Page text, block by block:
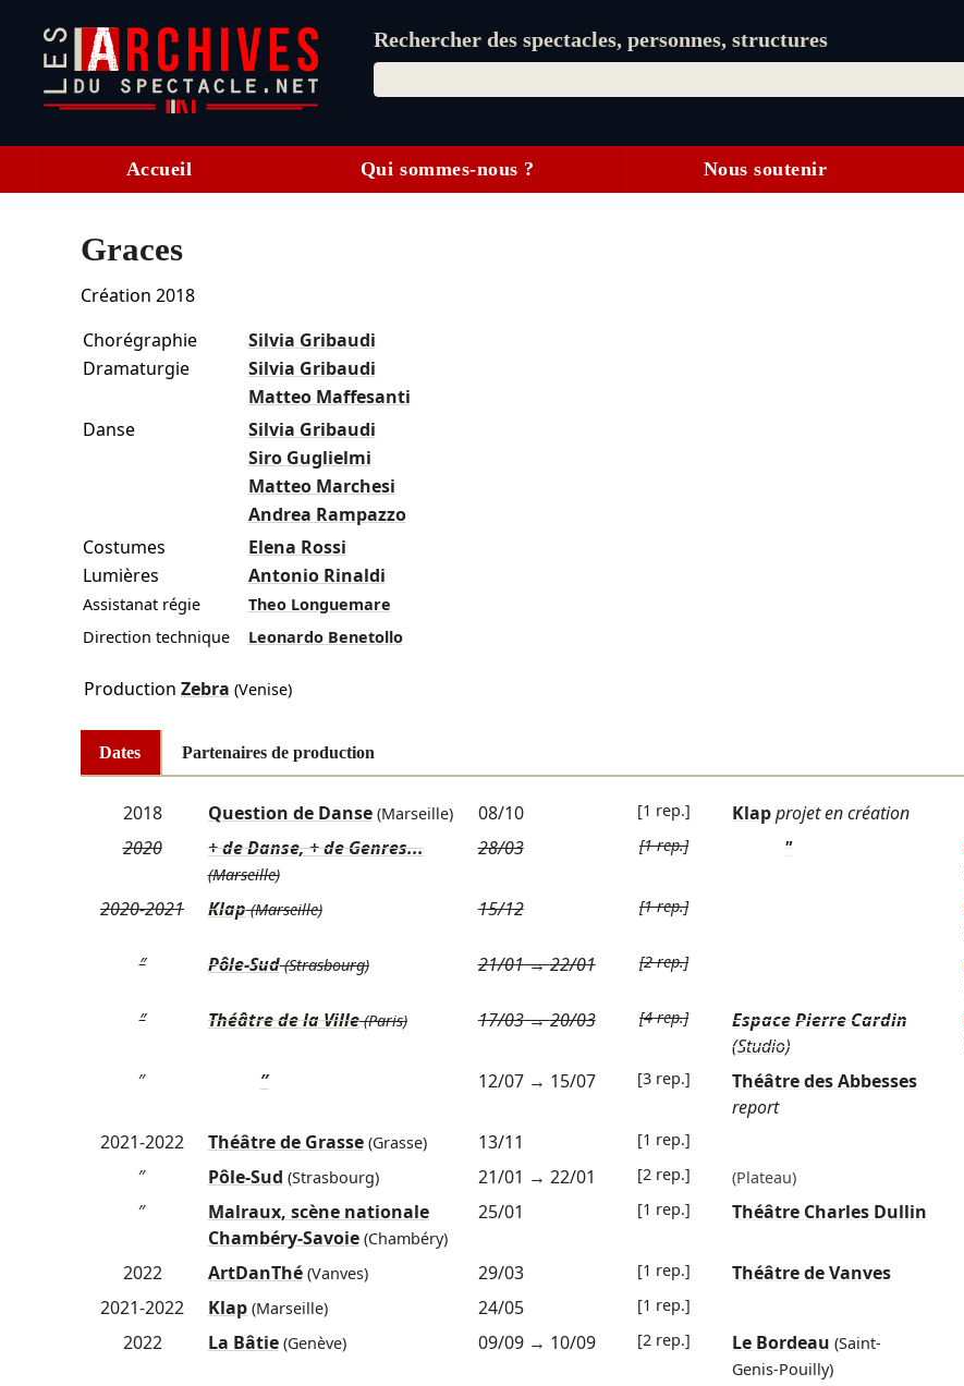
Rechercher des spectacles, personnes, structures
Accueil Qui sommes-nous ? Nous soutenir
Graces
Création 2018
Chorégraphie
Silvia Gribaudi
Dramaturgie
Silvia Gribaudi
Matteo Maffesanti
Danse
Silvia Gribaudi
Siro Guglielmi
Matteo Marchesi
Andrea Rampazzo
Costumes
Elena Rossi
Lumières
Antonio Rinaldi
Assistanat régie
Theo Longuemare
Direction technique
Leonardo Benetollo
Production Zebra (Venise)
Dates Partenaires de production
2018 Question de Danse(Marseille) 08/10 [1 rep.] Klapprojet en création
2020
+ de Danse, + de Genres...
(Marseille)
28/03 [1 rep.] "
2020-2021 Klap(Marseille) 15/12 [1 rep.]
″ Pôle-Sud(Strasbourg) 21/01→22/01 [2 rep.]
″ Théâtre de la Ville(Paris) 17/03→20/03 [4 rep.]
Espace Pierre Cardin
(Studio)
″ ″ 12/07→ 15/07 [3 rep.]
Théâtre des Abbesses
report
2021-2022
Théâtre de Grasse(Grasse) 13/11 [1 rep.]
″ Pôle-Sud (Strasbourg) 21/01 → 22/01 [2 rep.] (Plateau)
″
Malraux, scène nationale
Chambéry-Savoie(Chambéry)
25/01 [1 rep.] Théâtre Charles Dullin
2022 ArtDanThé(Vanves) 29/03 [1 rep.]
Théâtre de Vanves
2021-2022
Klap(Marseille) 24/05 [1 rep.]
2022 La Bâtie(Genève) 09/09→ 10/09 [2 rep.] Le Bordeau (Saint-
Genis-Pouilly)